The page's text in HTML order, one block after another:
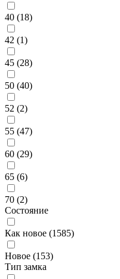
40 (18)
42 (1)
45 (28)
50 (40)
52 (2)
55 (47)
60 (29)
65 (6)
70 (2)
Состояние
Как новое (1585)
Новое (153)
Тип замка